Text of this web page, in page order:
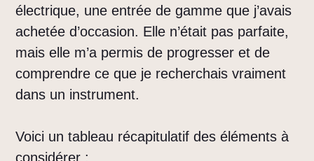
électrique, une entrée de gamme que j’avais
achetée d’occasion. Elle n’était pas parfaite,
mais elle m’a permis de progresser et de
comprendre ce que je recherchais vraiment
dans un instrument.
Voici un tableau récapitulatif des éléments à
considérer :